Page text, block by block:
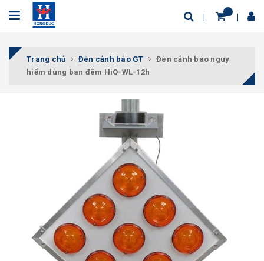
Trang chủ Đèn cảnh báo GT
Đèn cảnh báo nguy
hiểm dùng ban đêm HiQ-WL-12h